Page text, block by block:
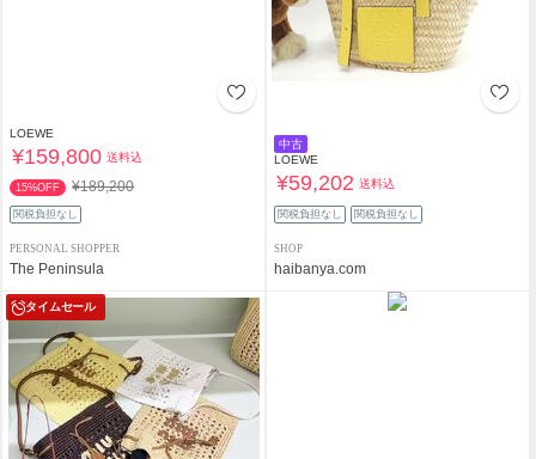
LOEWE
¥159,800 送料込
15%OFF ¥189,200
関税負担なし
PERSONAL SHOPPER
The Peninsula
中古
LOEWE
¥59,202 送料込
関税負担なし 関税負担なし
SHOP
haibanya.com
タイムセール